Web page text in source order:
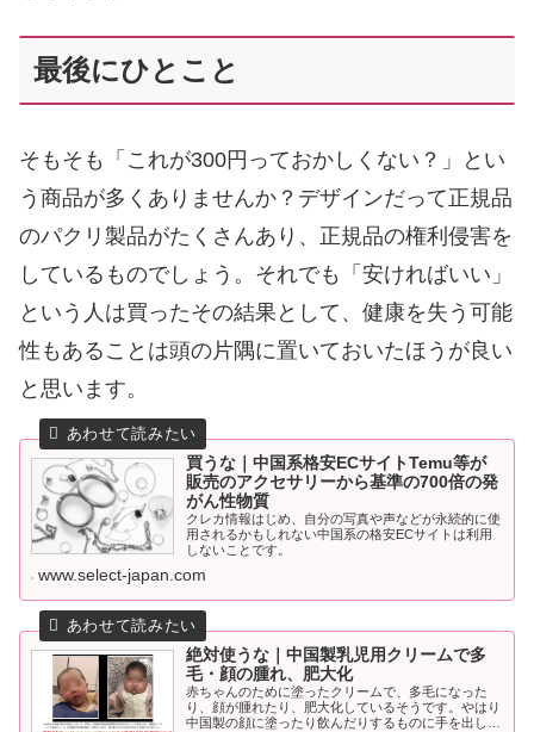
最後にひとこと
そもそも「これが300円っておかしくない？」とい
う商品が多くありませんか？デザインだって正規品
のパクリ製品がたくさんあり、正規品の権利侵害を
しているものでしょう。それでも「安ければいい」
という人は買ったその結果として、健康を失う可能
性もあることは頭の片隅に置いておいたほうが良い
と思います。
買うな｜中国系格安ECサイトTemu等が
販売のアクセサリーから基準の700倍の発
がん性物質
クレカ情報はじめ、自分の写真や声などが永続的に使
用されるかもしれない中国系の格安ECサイトは利用
しないことです。
www.select-japan.com
絶対使うな｜中国製乳児用クリームで多
毛・顔の腫れ、肥大化
赤ちゃんのために塗ったクリームで、多毛になった
り、顔が腫れたり、肥大化しているそうです。やはり
中国製の顔に塗ったり飲んだりするものに手を出しち